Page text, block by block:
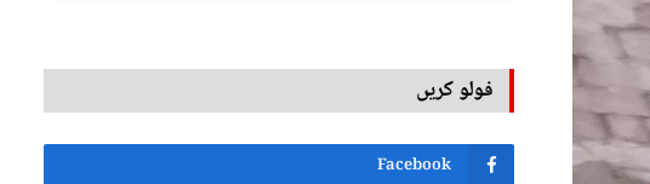
فولو کریں
Facebook